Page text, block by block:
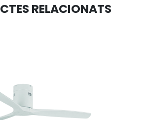
RELACIONATS